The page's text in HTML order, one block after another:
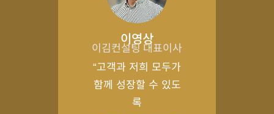
이영상
이김컨설팅 대표이사
“고객과 저희 모두가
함께 성장할 수 있도
록